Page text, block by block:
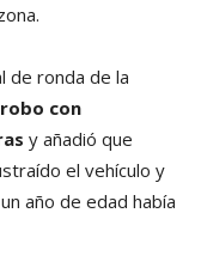
de ronda de la
con
y añadió que
el vehículo y
año de edad había